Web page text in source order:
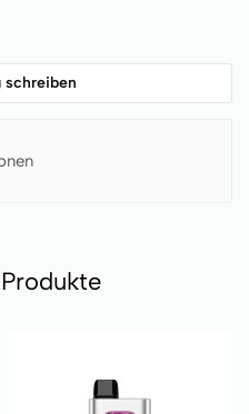
schreiben